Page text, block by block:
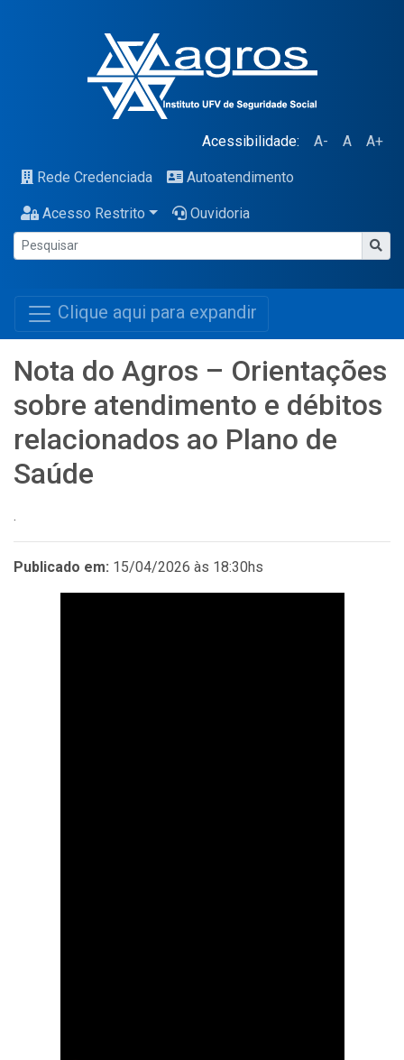
Acessibilidade: A- A A+
Rede Credenciada Autoatendimento
Acesso Restrito Ouvidoria
Clique aqui para expandir
Nota do Agros – Orientações
sobre atendimento e débitos
relacionados ao Plano de
Saúde
.
Publicado em: 15/04/2026 às 18:30hs